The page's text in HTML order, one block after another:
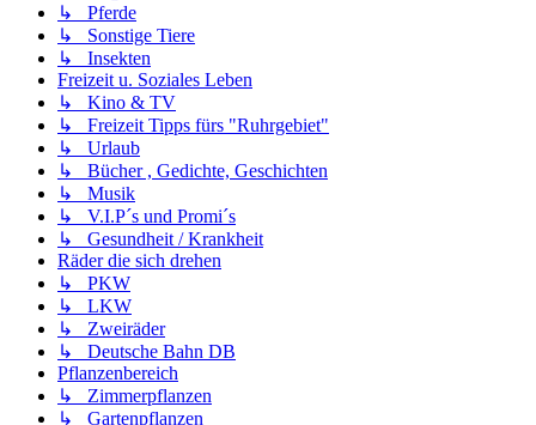
↳ Pferde
↳ Sonstige Tiere
↳ Insekten
Freizeit u. Soziales Leben
↳ Kino & TV
↳ Freizeit Tipps fürs "Ruhrgebiet"
↳ Urlaub
↳ Bücher , Gedichte, Geschichten
↳ Musik
↳ V.I.P´s und Promi´s
↳ Gesundheit / Krankheit
Räder die sich drehen
↳ PKW
↳ LKW
↳ Zweiräder
↳ Deutsche Bahn DB
Pflanzenbereich
↳ Zimmerpflanzen
↳ Gartenpflanzen